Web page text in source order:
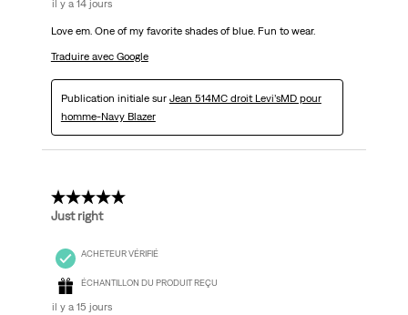
il y a 14 jours
Love em. One of my favorite shades of blue. Fun to wear.
Traduire avec Google
Publication initiale sur Jean 514MC droit Levi’sMD pour
homme-Navy Blazer
5 étoile(s) sur 5.
Just right
ACHETEUR VÉRIFIÉ
ÉCHANTILLON DU PRODUIT REÇU
il y a 15 jours